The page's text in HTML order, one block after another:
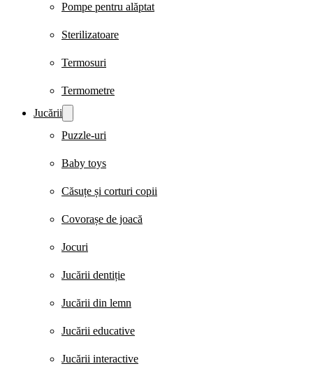
Pompe pentru alăptat
Sterilizatoare
Termosuri
Termometre
Jucării
Puzzle-uri
Baby toys
Căsuțe și corturi copii
Covorașe de joacă
Jocuri
Jucării dentiție
Jucării din lemn
Jucării educative
Jucării interactive